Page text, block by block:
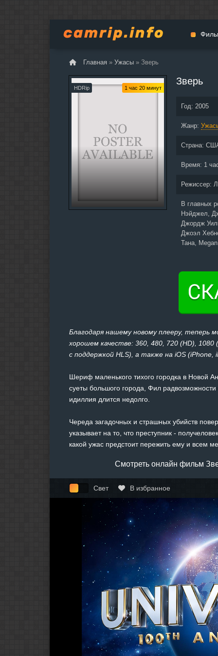
Главная » Ужасы » Зверь
HDRip 1 час 20 минут
Зверь
Год: 2005
Жанр:
Страна:
Время: 1
Режиссер:
В главных
Нэйджел,
Джордж
Джоэл
Тана,
Благодаря нашему новому плееру, теперь
хорошем качестве: 360, 480, 720 (HD),
с поддержкой HLS), а также на iOS (iPhone,
Шериф маленького тихого городка в Новой
суеты большого города, Фил
идиллия длится недолго.
Череда загадочных и страшных убийств
указывает на то, что преступник -
какой ужас предстоит пережить ему и всем
Смотреть онлайн фильм
Свет В избранное
Драма